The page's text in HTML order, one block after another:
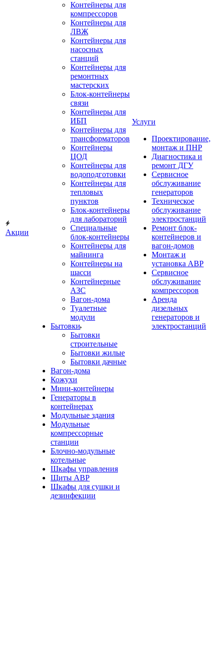
Акции
Контейнеры для
компрессоров
Контейнеры для
ЛВЖ
Контейнеры для
насосных
станций
Контейнеры для
ремонтных
мастерских
Блок-контейнеры
связи
Контейнеры для
ИБП
Контейнеры для
трансформаторов
Контейнеры
ЦОД
Контейнеры для
водоподготовки
Контейнеры для
тепловых
пунктов
Блок-контейнеры
для лабораторий
Специальные
блок-контейнеры
Контейнеры для
майнинга
Контейнеры на
шасси
Контейнерные
АЗС
Вагон-дома
Туалетные
модули
Бытовки
Бытовки
строительные
Бытовки жилые
Бытовки дачные
Вагон-дома
Кожухи
Мини-контейнеры
Генераторы в
контейнерах
Модульные здания
Модульные
компрессорные
станции
Блочно-модульные
котельные
Шкафы управления
Щиты АВР
Шкафы для сушки и
дезинфекции
Услуги
Проектирование,
монтаж и ПНР
Диагностика и
ремонт ДГУ
Сервисное
обслуживание
генераторов
Техническое
обслуживание
электростанций
Ремонт блок-
контейнеров и
вагон-домов
Монтаж и
установка АВР
Сервисное
обслуживание
компрессоров
Аренда
дизельных
генераторов и
электростанций